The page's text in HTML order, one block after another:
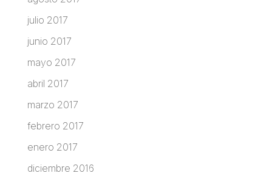
julio 2017
junio 2017
mayo 2017
abril 2017
marzo 2017
febrero 2017
enero 2017
diciembre 2016